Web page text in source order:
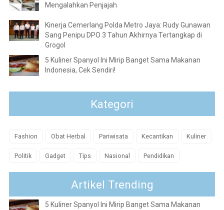
Mengalahkan Penjajah
Kinerja Cemerlang Polda Metro Jaya: Rudy Gunawan
Sang Penipu DPO 3 Tahun Akhirnya Tertangkap di
Grogol
5 Kuliner Spanyol Ini Mirip Banget Sama Makanan
Indonesia, Cek Sendiri!
Kategori
Fashion Obat Herbal Pariwisata Kecantikan Kuliner
Politik Gadget Tips Nasional Pendidikan
Artikel Trending
5 Kuliner Spanyol Ini Mirip Banget Sama Makanan